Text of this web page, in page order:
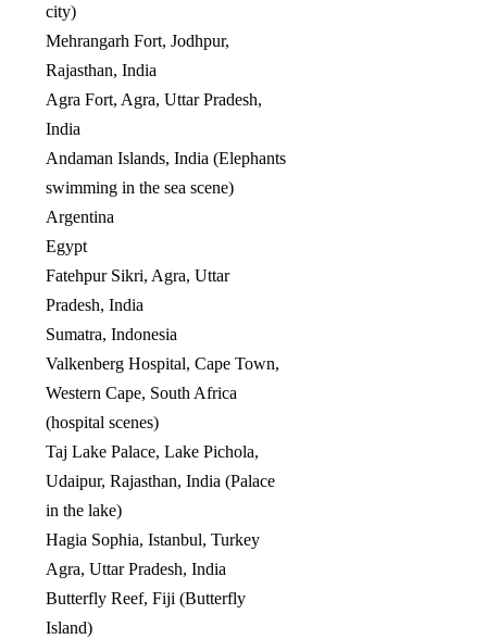
city)
Mehrangarh Fort, Jodhpur,
Rajasthan, India
Agra Fort, Agra, Uttar Pradesh,
India
Andaman Islands, India (Elephants
swimming in the sea scene)
Argentina
Egypt
Fatehpur Sikri, Agra, Uttar
Pradesh, India
Sumatra, Indonesia
Valkenberg Hospital, Cape Town,
Western Cape, South Africa
(hospital scenes)
Taj Lake Palace, Lake Pichola,
Udaipur, Rajasthan, India (Palace
in the lake)
Hagia Sophia, Istanbul, Turkey
Agra, Uttar Pradesh, India
Butterfly Reef, Fiji (Butterfly
Island)